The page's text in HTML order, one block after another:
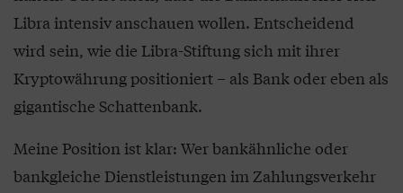
Libra intensiv anschauen wollen. Entscheidend
wird sein, wie die Libra-Stiftung sich mit ihrer
Kryptowährung positioniert – als Bank oder eben als
gigantische Schattenbank.
Meine Position ist klar: Wer bankähnliche oder
bankgleiche Dienstleistungen im Zahlungsverkehr